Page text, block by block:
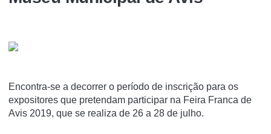
Encontra-se a decorrer o período de inscrição para os
expositores que pretendam participar na Feira Franca de
Avis 2019, que se realiza de 26 a 28 de julho.